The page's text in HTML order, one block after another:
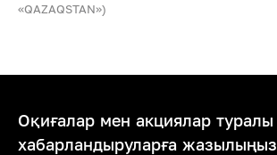
«QAZAQSTAN»)
Оқиғалар мен акциялар туралы
хабарландыруларға жазылыңыз